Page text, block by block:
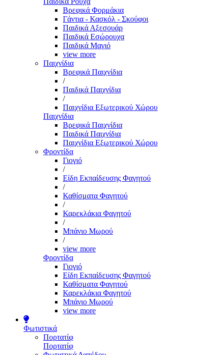
Βρεφικά Φορμάκια
Γάντια - Κασκόλ - Σκούφοι
Παιδικά Αξεσουάρ
Παιδικά Εσώρουχα
Παιδικά Μαγιό
view more
Παιχνίδια
Βρεφικά Παιχνίδια
/
Παιδικά Παιχνίδια
/
Παιχνίδια Εξωτερικού Χώρου
Παιχνίδια
Βρεφικά Παιχνίδια
Παιδικά Παιχνίδια
Παιχνίδια Εξωτερικού Χώρου
Φροντίδα
Γιογιό
/
Είδη Εκπαίδευσης Φαγητού
/
Καθίσματα Φαγητού
/
Καρεκλάκια Φαγητού
/
Μπάνιο Μωρού
/
view more
Φροντίδα
Γιογιό
Είδη Εκπαίδευσης Φαγητού
Καθίσματα Φαγητού
Καρεκλάκια Φαγητού
Μπάνιο Μωρού
view more
Φωτιστικά
Πορτατίφ
Πορτατίφ